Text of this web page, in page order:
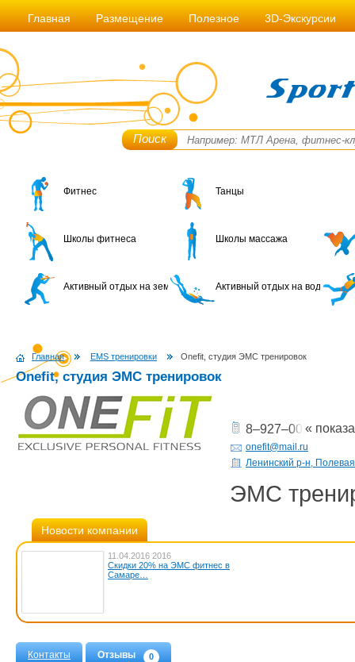
Главная Размещение Полезное 3D-Экскурсии
Поиск
Фитнес Танцы
Школы фитнеса Школы массажа
Активный отдых на земле Активный отдых на воде
Главная EMS тренировки Onefit, студия ЭМС тренировок
Onefit, студия ЭМС тренировок
8‒927‒003‒7-300
«
onefit@mail.ru
Ленинский р-н,
ЭМС
Новости компании
11.04.2016 2016
Скидки 20% на ЭМС фитнес в
Самаре…
Контакты Отзывы 0